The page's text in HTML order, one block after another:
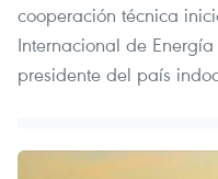
cooperación técnica
Internacional de
presidente del país